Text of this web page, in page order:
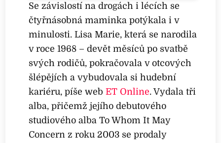
Se závislostí na drogách i lécích se
čtyřnásobná maminka potýkala i v
minulosti. Lisa Marie, která se narodila
v roce 1968 – devět měsíců po svatbě
svých rodičů, pokračovala v otcových
šlépějích a vybudovala si hudební
kariéru, píše webET Online. Vydala tři
alba, přičemž jejího debutového
studiového alba To Whom It May
Concern z roku 2003 se prodaly